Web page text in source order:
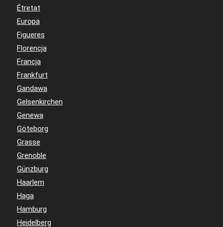
Étretat
Europa
Figueres
Florencja
Francja
Frankfurt
Gandawa
Gelsenkirchen
Genewa
Göteborg
Grasse
Grenoble
Günzburg
Haarlem
Haga
Hamburg
Heidelberg